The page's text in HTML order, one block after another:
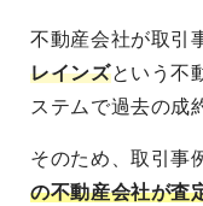
不動産会社が取引
レインズという不
ステムで過去の成
そのため、取引事
の不動産会社が査